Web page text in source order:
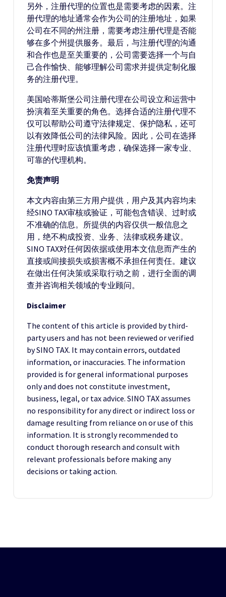
另外，注册代理的位置也是需要考虑的因素。注
册代理的地址通常会作为公司的注册地址，如果
公司在不同的州注册，需要考虑注册代理是否能
够在多个州提供服务。最后，与注册代理的沟通
和合作也是至关重要的，公司需要选择一个与自
己合作愉快、能够理解公司需求并提供定制化服
务的注册代理。
美国哈蒂斯堡公司注册代理在公司设立和运营中
扮演着至关重要的角色。选择合适的注册代理不
仅可以帮助公司遵守法律规定、保护隐私，还可
以有效降低公司的法律风险。因此，公司在选择
注册代理时应该慎重考虑，确保选择一家专业、
可靠的代理机构。
免责声明
本文内容由第三方用户提供，用户及其内容均未
经SINO TAX审核或验证，可能包含错误、过时或
不准确的信息。所提供的内容仅供一般信息之
用，绝不构成投资、业务、法律或税务建议。
SINO TAX对任何因依据或使用本文信息而产生的
直接或间接损失或损害概不承担任何责任。建议
在做出任何决策或采取行动之前，进行全面的调
查并咨询相关领域的专业顾问。
Disclaimer
The content of this article is provided by third-
party users and has not been reviewed or verified
by SINO TAX. It may contain errors, outdated
information, or inaccuracies. The information
provided is for general informational purposes
only and does not constitute investment,
business, legal, or tax advice. SINO TAX assumes
no responsibility for any direct or indirect loss or
damage resulting from reliance on or use of this
information. It is strongly recommended to
conduct thorough research and consult with
relevant professionals before making any
decisions or taking action.